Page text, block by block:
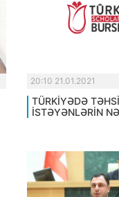
20:10 21.01.2021
TÜRKİYƏDƏ
İSTƏYƏNLƏRİN